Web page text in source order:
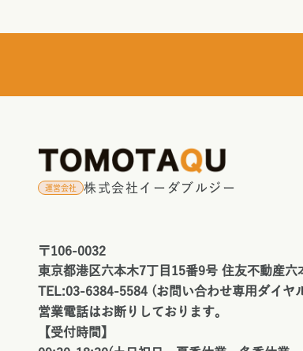
運営会社 株式会社イーダブルジー
〒106-0032
東京都港区六本木7丁目15番9号 住友不動産六
TEL:03-6384-5584 (お問い合わせ専用ダイヤ
営業電話はお断りしております。
【受付時間】